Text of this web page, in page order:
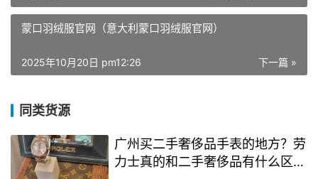
蒙口羽绒服官网（意大利蒙口羽绒服官网）
下一篇 »
2025年10月20日 pm12:26
同类货源
广州买二手奢侈品手表的地方？劳
力士真的和二手奢侈品有什么区